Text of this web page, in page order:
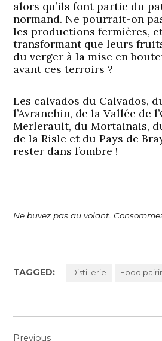
alors qu’ils font partie du
normand. Ne pourrait-on
les productions fermières,
transformant que leurs
du verger à la mise en
avant ces terroirs ?
Les calvados du Calvados,
l’Avranchin, de la Vallée de
Merlerault, du Mortainais,
de la Risle et du Pays de
rester dans l’ombre !
Ne buvez pas au volant.
TAGGED: Distillerie Food
Previous